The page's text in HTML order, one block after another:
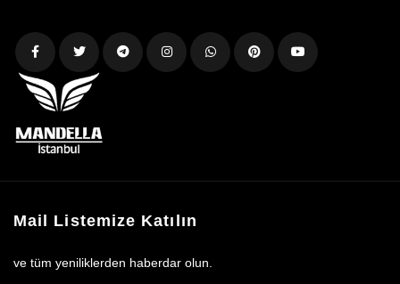
Mail Listemize Katılın
ve tüm yeniliklerden haberdar olun.